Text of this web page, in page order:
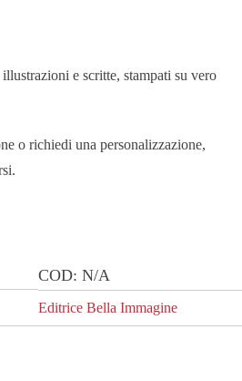
e scritte, stampati su vero
o richiedi una personalizzazione,
COD: N/A
Editrice Bella Immagine